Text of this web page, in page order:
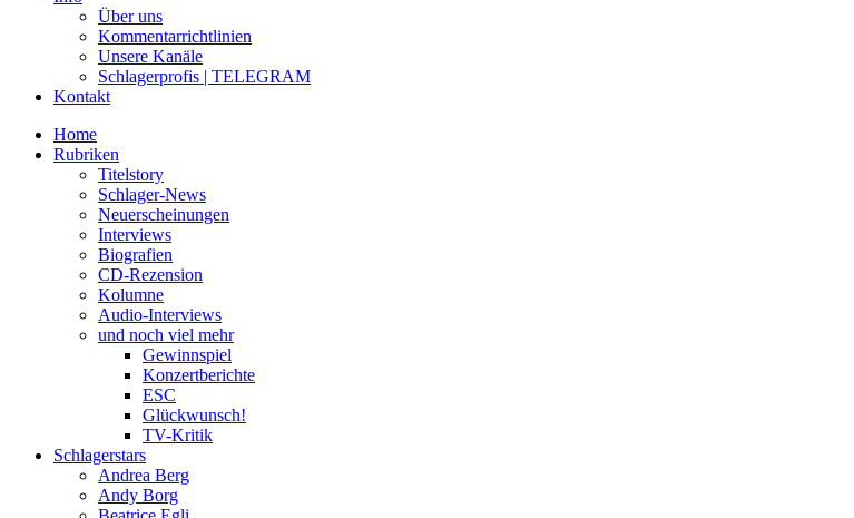
Über uns
Kommentarrichtlinien
Unsere Kanäle
Schlagerprofis | TELEGRAM
Kontakt
Home
Rubriken
Titelstory
Schlager-News
Neuerscheinungen
Interviews
Biografien
CD-Rezension
Kolumne
Audio-Interviews
und noch viel mehr
Gewinnspiel
Konzertberichte
ESC
Glückwunsch!
TV-Kritik
Schlagerstars
Andrea Berg
Andy Borg